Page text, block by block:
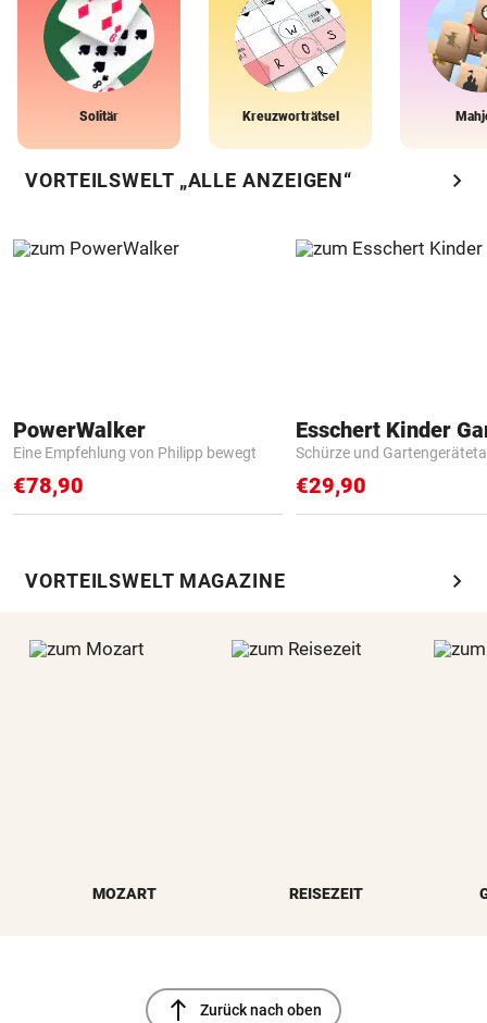
Solitär Kreuzworträtsel
VORTEILSWELT „ALLE ANZEIGEN“ chevron_right
PowerWalker
Eine Empfehlung von Philipp bewegt
€78,90
Schürze und
€29,90
VORTEILSWELT MAGAZINE chevron_right
MOZART REISEZEIT
north Zurück nach oben